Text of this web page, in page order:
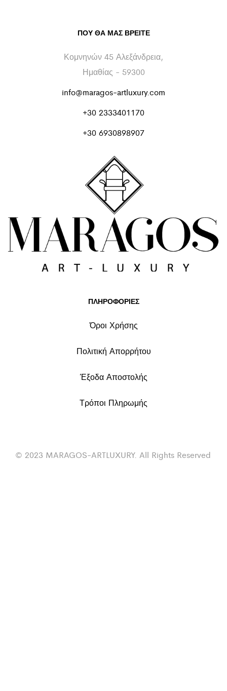
ΠΟΥ ΘΑ ΜΑΣ ΒΡΕΊΤΕ
Κομνηνών 45 Αλεξάνδρεια,
Ημαθίας - 59300
info@maragos-artluxury.com
+30 2333401170
+30 6930898907
ΠΛΗΡΟΦΟΡΙΕΣ
Όροι Χρήσης
Πολιτική Απορρήτου
Έξοδα Αποστολής
Τρόποι Πληρωμής
© 2023 MARAGOS-ARTLUXURY. All Rights Reserved